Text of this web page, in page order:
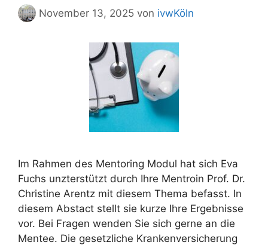
November 13, 2025 von ivwKöln
Im Rahmen des Mentoring Modul hat sich Eva
Fuchs unzterstützt durch Ihre Mentroin Prof. Dr.
Christine Arentz mit diesem Thema befasst. In
diesem Abstact stellt sie kurze Ihre Ergebnisse
vor. Bei Fragen wenden Sie sich gerne an die
Mentee. Die gesetzliche Krankenversicherung